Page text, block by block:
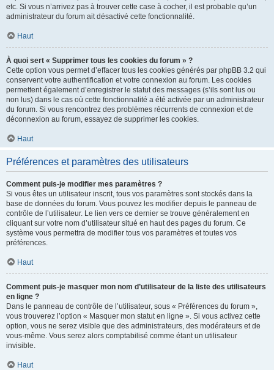
etc. Si vous n’arrivez pas à trouver cette case à cocher, il est probable qu’un
administrateur du forum ait désactivé cette fonctionnalité.
Haut
À quoi sert « Supprimer tous les cookies du forum » ?
Cette option vous permet d’effacer tous les cookies générés par phpBB 3.2 qui
conservent votre authentification et votre connexion au forum. Les cookies
permettent également d’enregistrer le statut des messages (s’ils sont lus ou
non lus) dans le cas où cette fonctionnalité a été activée par un administrateur
du forum. Si vous rencontrez des problèmes récurrents de connexion et de
déconnexion au forum, essayez de supprimer les cookies.
Haut
Préférences et paramètres des utilisateurs
Comment puis-je modifier mes paramètres ?
Si vous êtes un utilisateur inscrit, tous vos paramètres sont stockés dans la
base de données du forum. Vous pouvez les modifier depuis le panneau de
contrôle de l’utilisateur. Le lien vers ce dernier se trouve généralement en
cliquant sur votre nom d’utilisateur situé en haut des pages du forum. Ce
système vous permettra de modifier tous vos paramètres et toutes vos
préférences.
Haut
Comment puis-je masquer mon nom d’utilisateur de la liste des utilisateurs
en ligne ?
Dans le panneau de contrôle de l’utilisateur, sous « Préférences du forum »,
vous trouverez l’option « Masquer mon statut en ligne ». Si vous activez cette
option, vous ne serez visible que des administrateurs, des modérateurs et de
vous-même. Vous serez alors comptabilisé comme étant un utilisateur
invisible.
Haut